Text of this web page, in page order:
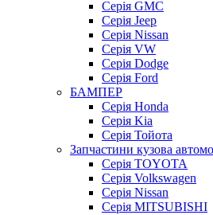
Серія GMC
Серія Jeep
Серія Nissan
Серія VW
Серія Dodge
Серія Ford
БАМПЕР
Серія Honda
Серія Kia
Серія Тойота
Запчастини кузова
Серія TOYOTA
Серія Volkswagen
Серія Nissan
Серія MITSUBISHI